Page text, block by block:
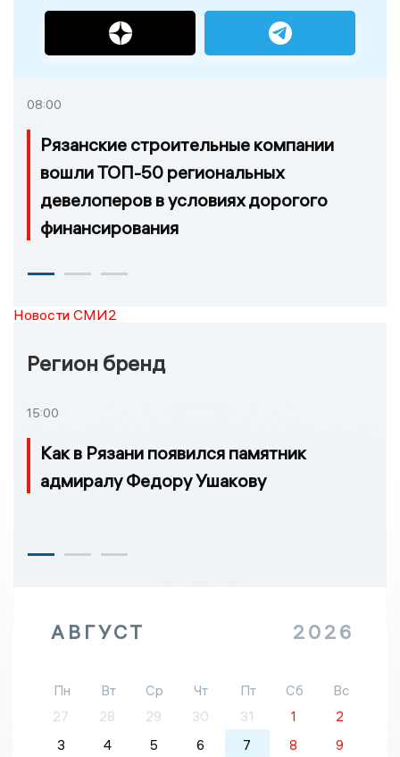
08:00
Рязанские строительные компании
вошли ТОП-50 региональных
девелоперов в условиях дорогого
финансирования
Новости СМИ2
Регион бренд
15:00
Как в Рязани появился памятник
адмиралу Федору Ушакову
АВГУСТ 2026
Пн Вт Ср Чт Пт Сб
Вс
27
28 29 30 31 1
2
3
4 5 6 7 8
9